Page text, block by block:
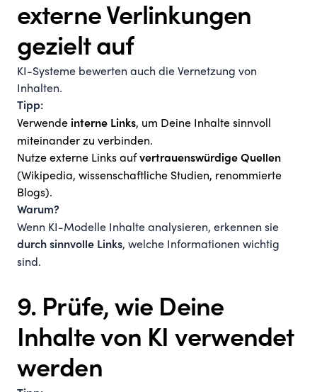
externe Verlinkungen
gezielt auf
KI-Systeme bewerten auch die Vernetzung von
Inhalten.
Tipp:
Verwende interne Links, um Deine Inhalte sinnvoll
miteinander zu verbinden.
Nutze externe Links auf vertrauenswürdige Quellen
(Wikipedia, wissenschaftliche Studien, renommierte
Blogs).
Warum?
Wenn KI-Modelle Inhalte analysieren, erkennen sie
durch sinnvolle Links, welche Informationen wichtig
sind.
9. Prüfe, wie Deine
Inhalte von KI verwendet
werden